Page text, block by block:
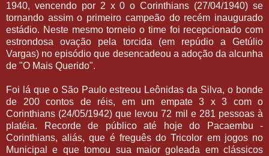
1940, vencendo por 2 x 0 o Corinthians (27/04/1940) se
tornando assim o primeiro campeão do recém inaugurado
estádio. Neste mesmo torneio o time foi recepcionado com
estrondosa ovação pela torcida (em repúdio a Getúlio
Vargas) no episódio que desencadeou a adoção da alcunha
de "O Mais Querido".
Foi lá que o São Paulo estreou Leônidas da Silva, o bonde
de 200 contos de réis, em um empate 3 x 3 com o
Corinthians (24/05/1942) que levou 72 mil e 281 pessoas à
platéia. Recorde de público até hoje do Pacaembu -
Corinthians, aliás, que é freguês do Tricolor em jogos no
Municipal e que tomou sua maior goleada em clássicos